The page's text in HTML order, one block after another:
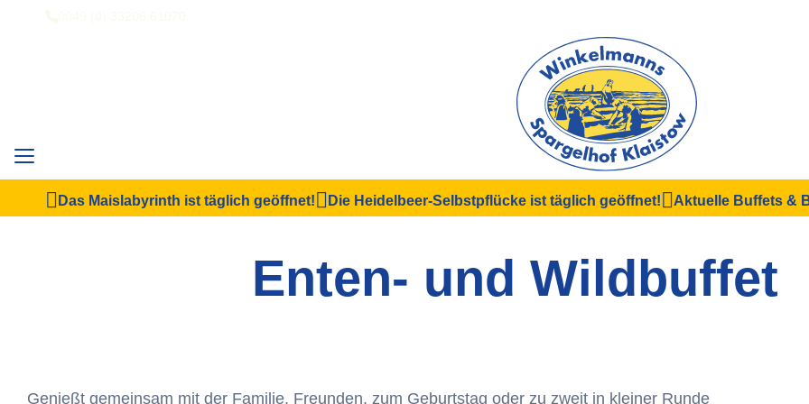
Das Maislabyrinth ist täglich geöffnet! Die Heidelbeer-Selbstpflücke ist täglich geöffnet! Aktuelle Buffets &
Enten- und Wildbuffet
Genießt gemeinsam mit der Familie, Freunden, zum Geburtstag oder zu zweit in kleiner Runde